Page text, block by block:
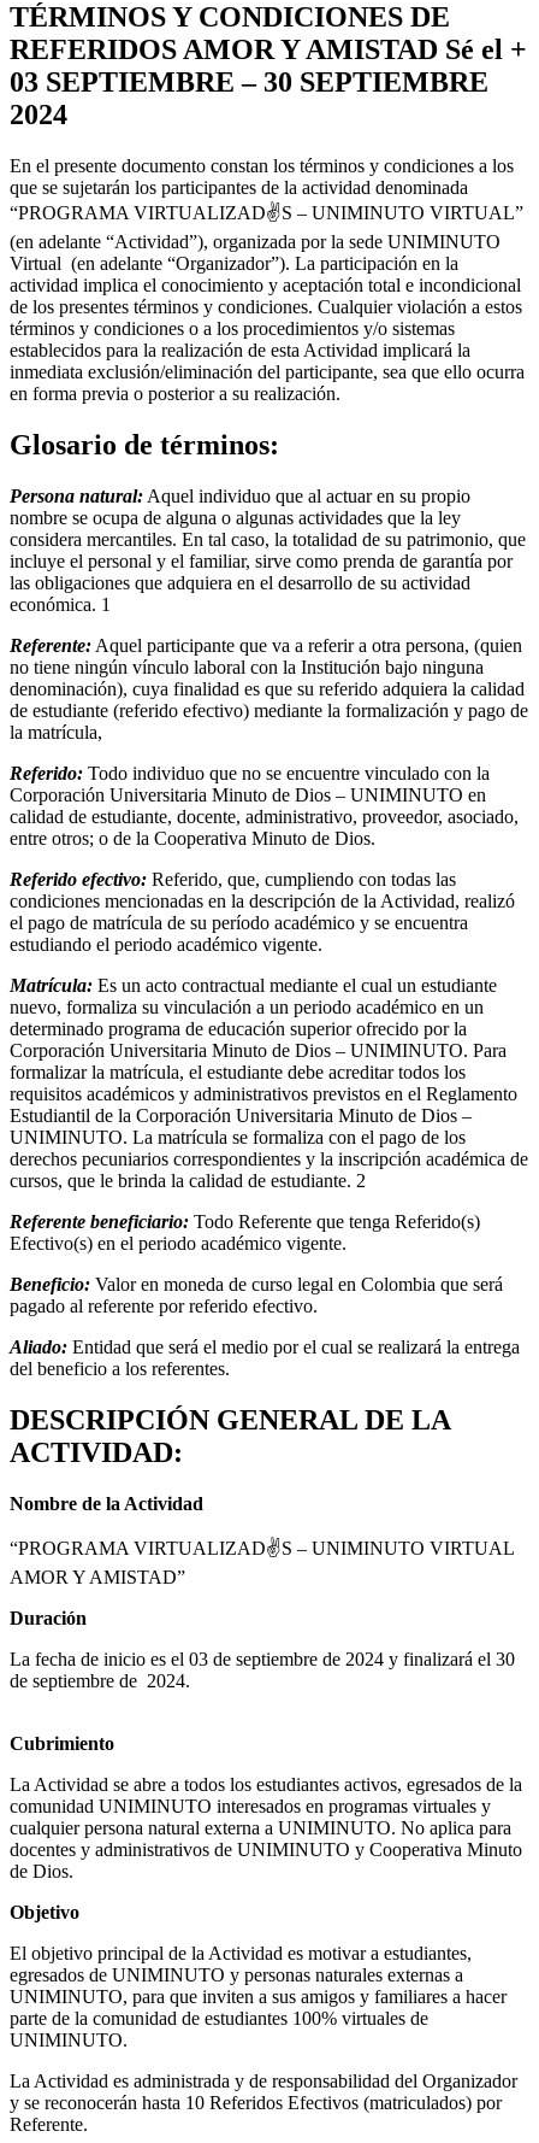
TÉRMINOS Y CONDICIONES DE
REFERIDOS AMOR Y AMISTAD Sé el +
03 SEPTIEMBRE – 30 SEPTIEMBRE
2024
En el presente documento constan los términos y condiciones a los
que se sujetarán los participantes de la actividad denominada
“PROGRAMA VIRTUALIZAD✌️S – UNIMINUTO VIRTUAL”
(en adelante “Actividad”), organizada por la sede UNIMINUTO
Virtual (en adelante “Organizador”). La participación en la
actividad implica el conocimiento y aceptación total e incondicional
de los presentes términos y condiciones. Cualquier violación a estos
términos y condiciones o a los procedimientos y/o sistemas
establecidos para la realización de esta Actividad implicará la
inmediata exclusión/eliminación del participante, sea que ello ocurra
en forma previa o posterior a su realización.
Glosario de términos:
Persona natural: Aquel individuo que al actuar en su propio
nombre se ocupa de alguna o algunas actividades que la ley
considera mercantiles. En tal caso, la totalidad de su patrimonio, que
incluye el personal y el familiar, sirve como prenda de garantía por
las obligaciones que adquiera en el desarrollo de su actividad
económica. 1
Referente: Aquel participante que va a referir a otra persona, (quien
no tiene ningún vínculo laboral con la Institución bajo ninguna
denominación), cuya finalidad es que su referido adquiera la calidad
de estudiante (referido efectivo) mediante la formalización y pago de
la matrícula,
Referido: Todo individuo que no se encuentre vinculado con la
Corporación Universitaria Minuto de Dios – UNIMINUTO en
calidad de estudiante, docente, administrativo, proveedor, asociado,
entre otros; o de la Cooperativa Minuto de Dios.
Referido efectivo: Referido, que, cumpliendo con todas las
condiciones mencionadas en la descripción de la Actividad, realizó
el pago de matrícula de su período académico y se encuentra
estudiando el periodo académico vigente.
Matrícula: Es un acto contractual mediante el cual un estudiante
nuevo, formaliza su vinculación a un periodo académico en un
determinado programa de educación superior ofrecido por la
Corporación Universitaria Minuto de Dios – UNIMINUTO. Para
formalizar la matrícula, el estudiante debe acreditar todos los
requisitos académicos y administrativos previstos en el Reglamento
Estudiantil de la Corporación Universitaria Minuto de Dios –
UNIMINUTO. La matrícula se formaliza con el pago de los
derechos pecuniarios correspondientes y la inscripción académica de
cursos, que le brinda la calidad de estudiante. 2
Referente beneficiario: Todo Referente que tenga Referido(s)
Efectivo(s) en el periodo académico vigente.
Beneficio: Valor en moneda de curso legal en Colombia que será
pagado al referente por referido efectivo.
Aliado: Entidad que será el medio por el cual se realizará la entrega
del beneficio a los referentes.
DESCRIPCIÓN GENERAL DE LA
ACTIVIDAD:
Nombre de la Actividad
“PROGRAMA VIRTUALIZAD✌️S – UNIMINUTO VIRTUAL
AMOR Y AMISTAD”
Duración
La fecha de inicio es el 03 de septiembre de 2024 y finalizará el 30
de septiembre de 2024.
Cubrimiento
La Actividad se abre a todos los estudiantes activos, egresados de la
comunidad UNIMINUTO interesados en programas virtuales y
cualquier persona natural externa a UNIMINUTO. No aplica para
docentes y administrativos de UNIMINUTO y Cooperativa Minuto
de Dios.
Objetivo
El objetivo principal de la Actividad es motivar a estudiantes,
egresados de UNIMINUTO y personas naturales externas a
UNIMINUTO, para que inviten a sus amigos y familiares a hacer
parte de la comunidad de estudiantes 100% virtuales de
UNIMINUTO.
La Actividad es administrada y de responsabilidad del Organizador
y se reconocerán hasta 10 Referidos Efectivos (matriculados) por
Referente.